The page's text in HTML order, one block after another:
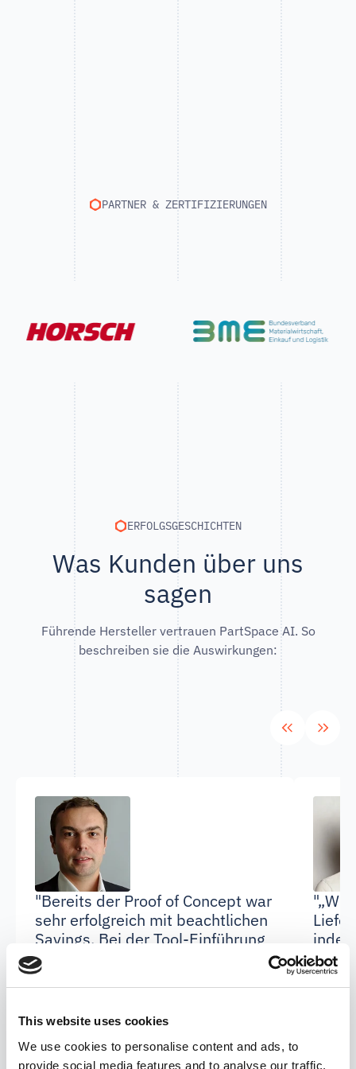
This website uses cookies
We use cookies to personalise content and ads, to
provide social media features and to analyse our traffic.
PARTNER & ZERTIFIZIERUNGEN
ERFOLGSGESCHICHTEN
Was Kunden über uns
sagen
Führende Hersteller vertrauen PartSpace AI. So
beschreiben sie die Auswirkungen:
"Bereits der Proof of Concept war
sehr erfolgreich mit beachtlichen
Savings. Bei der Tool-Einführung
und Schnittstellenerstellung hat
uns das PartSpace-Team
Waldemar Frank
Head of Manufacturing Intelligence, Siemens
400